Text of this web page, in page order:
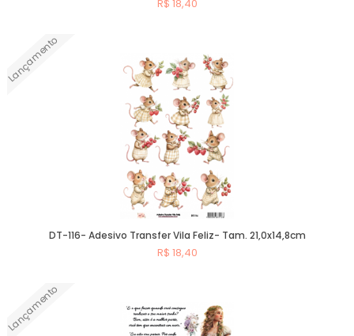
R$ 18,40
Lançamento
DT-116- Adesivo Transfer Vila Feliz- Tam. 21,0x14,8cm
R$ 18,40
Lançamento